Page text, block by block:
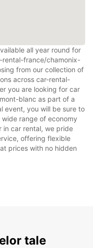
all year round for
rental-france/chamonix-
from our collection of
across car-rental-
you are looking for car
blanc as part of a
event, you will be sure to
range of economy
in car rental, we pride
offering flexible
prices with no hidden
tale